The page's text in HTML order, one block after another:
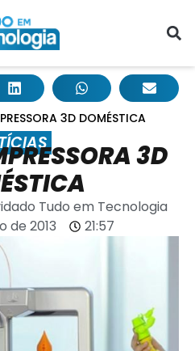
3D DOMÉSTICA
3D
Tudo em Tecnologia
de 2013
21:57